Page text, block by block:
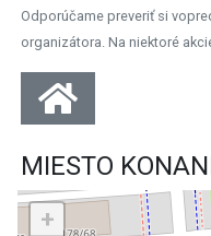
Odporúčame preveriť si
organizátora. Na niektoré
MIESTO
+